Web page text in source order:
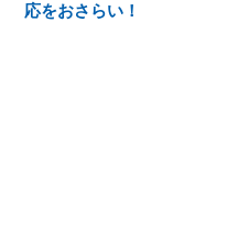
応をおさらい！